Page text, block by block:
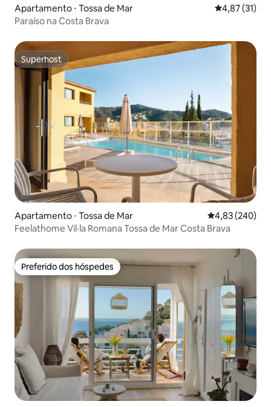
Apartamento ⋅ Tossa de Mar 4,87 de uma
4,87 (31)
Paraíso na Costa Brava
Superhost
Superhost
Apartamento ⋅ Tossa de Mar 4,83 de uma
4,83 (240)
Feelathome Vil·la Romana Tossa de Mar Costa Brava
Preferido dos hóspedes
Preferido dos hóspedes